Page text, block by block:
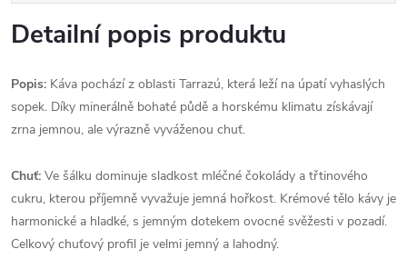
Detailní popis produktu
Popis: Káva pochází z oblasti Tarrazú, která leží na úpatí vyhaslých
sopek. Díky minerálně bohaté půdě a horskému klimatu získávají
zrna jemnou, ale výrazně vyváženou chuť.
Chuť: Ve šálku dominuje sladkost mléčné čokolády a třtinového
cukru, kterou příjemně vyvažuje jemná hořkost. Krémové tělo kávy je
harmonické a hladké, s jemným dotekem ovocné svěžesti v pozadí.
Celkový chuťový profil je velmi jemný a lahodný.